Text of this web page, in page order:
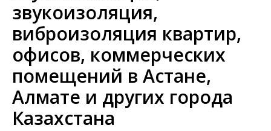
звукоизоляция,
виброизоляция квартир,
офисов, коммерческих
помещений в Астане,
Алмате и других города
Казахстана